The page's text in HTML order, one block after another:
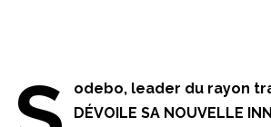
odebo, leader du rayon
DÉVOILE SA NOUVELLE